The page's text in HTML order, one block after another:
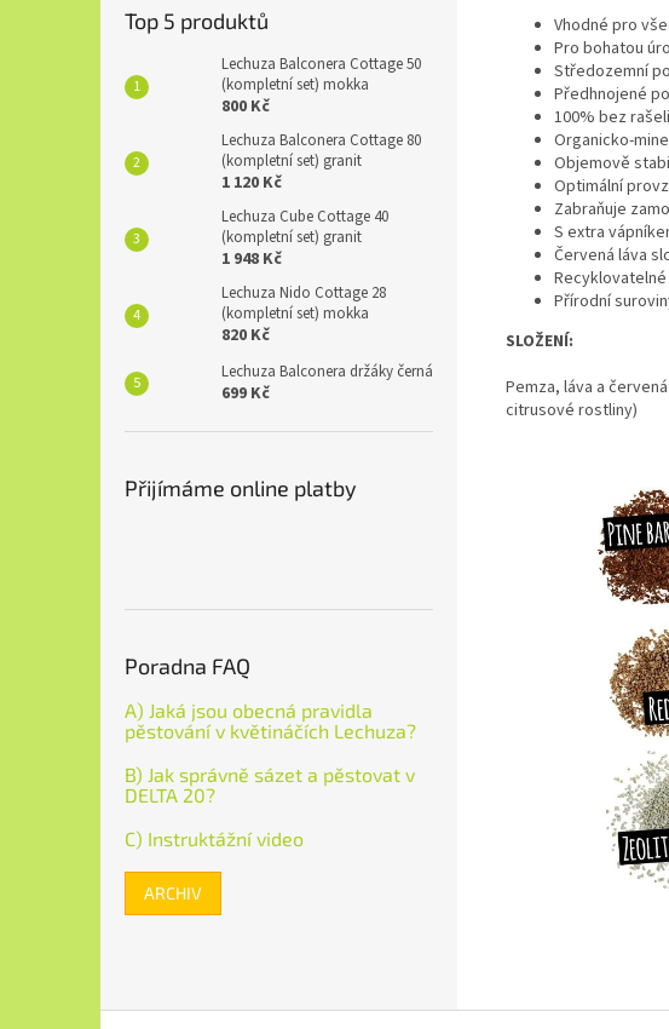
Top 5 produktů
Lechuza Balconera Cottage 50
(kompletní set) mokka
800 Kč
Lechuza Balconera Cottage 80
(kompletní set) granit
1 120 Kč
Lechuza Cube Cottage 40
(kompletní set) granit
1 948 Kč
Lechuza Nido Cottage 28
(kompletní set) mokka
820 Kč
Lechuza Balconera držáky černá
699 Kč
Přijímáme online platby
Poradna FAQ
A) Jaká jsou obecná pravidla
pěstování v květináčích Lechuza?
B) Jak správně sázet a pěstovat v
DELTA 20?
C) Instruktážní video
ARCHIV
Vhodné pro
Pro bohatou
Středozemní
Předhnojené
100% bez
Organicko-
Objemově
Optimální
Zabraňuje
S extra
Červená láva
Recyklovatelné
Přírodní
SLOŽENÍ:
Pemza, láva a
citrusové rostliny)